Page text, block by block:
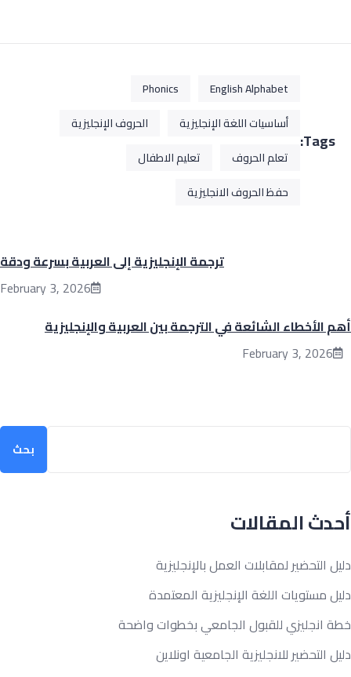
Tags:
English Alphabet
Phonics
أساسيات اللغة الإنجليزية
الحروف الإنجليزية
تعلم الحروف
تعليم الاطفال
حفظ الحروف الانجليزية
ترجمة الإنجليزية إلى العربية بسرعة ودقة
February 3, 2026
الأخطاء الشائعة في الترجمة بين العربية والإنجليزية
February 3, 2026
بحث
المقالات
التحضير لمقابلات العمل بالإنجليزية
مستويات اللغة الإنجليزية المعتمدة
انجليزي للقبول الجامعي بخطوات واضحة
التحضير للانجليزية الجامعية اونلاين